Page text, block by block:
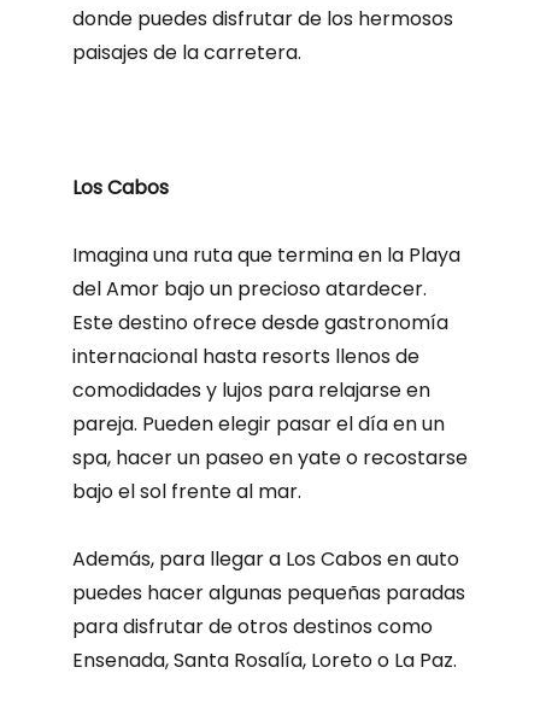
donde puedes disfrutar de los hermosos
paisajes de la carretera.
Los Cabos
Imagina una ruta que termina en la Playa
del Amor bajo un precioso atardecer.
Este destino ofrece desde gastronomía
internacional hasta resorts llenos de
comodidades y lujos para relajarse en
pareja. Pueden elegir pasar el día en un
spa, hacer un paseo en yate o recostarse
bajo el sol frente al mar.
Además, para llegar a Los Cabos en auto
puedes hacer algunas pequeñas paradas
para disfrutar de otros destinos como
Ensenada, Santa Rosalía, Loreto o La Paz.